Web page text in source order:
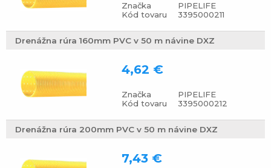
Značka
PIPELIFE
Kód tovaru
3395000211
Drenážna rúra 160mm PVC v 50 m návine DXZ
Značka
PIPELIFE
Kód tovaru
3395000212
4,62 €
Drenážna rúra 200mm PVC v 50 m návine DXZ
7,43 €